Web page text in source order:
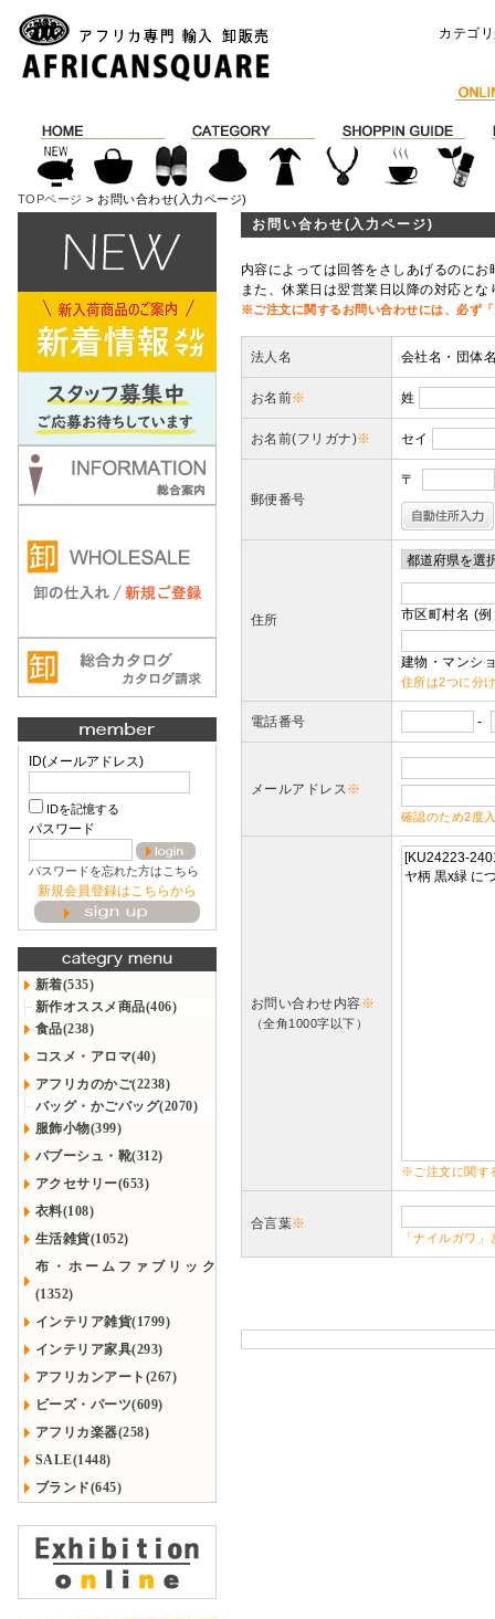
カテゴ
TOPページ > お問い合わせ(入力ページ)
ID(メールアドレス)
IDを記憶する
パスワード
パスワードを忘れた方はこちら
新規会員登録はこちらから
新着(535)
新作オススメ商品(406)
食品(238)
コスメ・アロマ(40)
アフリカのかご(2238)
バッグ・かごバッグ(2070)
服飾小物(399)
バブーシュ・靴(312)
アクセサリー(653)
衣料(108)
生活雑貨(1052)
布・ホームファブリック
(1352)
インテリア雑貨(1799)
インテリア家具(293)
アフリカンアート(267)
ビーズ・パーツ(609)
アフリカ楽器(258)
SALE(1448)
ブランド(645)
お問い合わせ(入力ページ)
内容によっては回答をさしあげるのに
また、休業日は翌営業日以降の対応と
※ご注文に関するお問い合わせには、必ず
法人名 会社名・団体
お名前※ 姓
お名前(フリガナ)※ セイ
郵便番号
〒
住所 市区町村名 (
建物・マンシ
住所は2つに分
電話番号 -
メールアドレス※
確認のため2度
お問い合わせ内容※
（全角1000字以下）
※ご注文に関す
合言葉※
「ナイルガワ